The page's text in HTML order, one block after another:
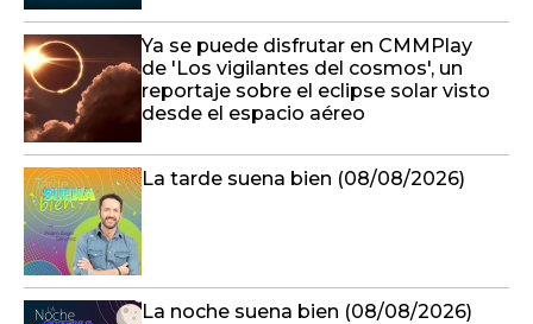
Ya se puede disfrutar en CMMPlay
de 'Los vigilantes del cosmos', un
reportaje sobre el eclipse solar visto
desde el espacio aéreo
La tarde suena bien (08/08/2026)
La noche suena bien (08/08/2026)